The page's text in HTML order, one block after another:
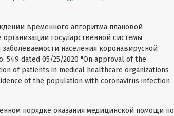
временного алгоритма плановой
государственной системы
населения коронавирусной
549 dated 05/25/2020 "On approval of the
of patients in medical healthcare organizations
of the population with coronavirus infection
порядке оказания медицинской помощи по